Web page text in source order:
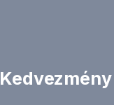
Kedvezmény